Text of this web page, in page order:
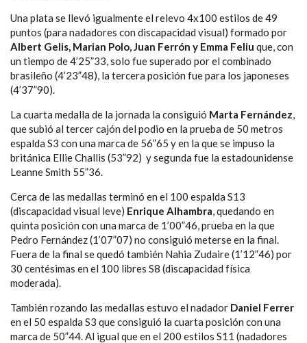
Una plata se llevó igualmente el relevo 4x100 estilos de 49
puntos (para nadadores con discapacidad visual) formado por
Albert Gelis, Marian Polo, Juan Ferrón y Emma Feliu que, con
un tiempo de 4’25”33, solo fue superado por el combinado
brasileño (4’23”48), la tercera posición fue para los japoneses
(4’37”90).
La cuarta medalla de la jornada la consiguió Marta Fernández,
que subió al tercer cajón del podio en la prueba de 50 metros
espalda S3 con una marca de 56”65 y en la que se impuso la
británica Ellie Challis (53”92) y segunda fue la estadounidense
Leanne Smith 55”36.
Cerca de las medallas terminó en el 100 espalda S13
(discapacidad visual leve) Enrique Alhambra, quedando en
quinta posición con una marca de 1’00”46, prueba en la que
Pedro Fernández (1’07”07) no consiguió meterse en la final.
Fuera de la final se quedó también Nahia Zudaire (1’12”46) por
30 centésimas en el 100 libres S8 (discapacidad física
moderada).
También rozando las medallas estuvo el nadador Daniel Ferrer
en el 50 espalda S3 que consiguió la cuarta posición con una
marca de 50”44. Al igual que en el 200 estilos S11 (nadadores